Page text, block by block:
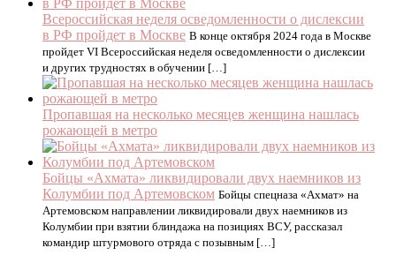
Всероссийская неделя осведомленности о дислексии
в РФ пройдет в Москве В конце октября 2024 года в Москве
пройдет VI Всероссийская неделя осведомленности о дислексии
и других трудностях в обучении […]
Пропавшая на несколько месяцев женщина нашлась
рожающей в метро
Бойцы «Ахмата» ликвидировали двух наемников из
Колумбии под Артемовском Бойцы спецназа «Ахмат» на
Артемовском направлении ликвидировали двух наемников из
Колумбии при взятии блиндажа на позициях ВСУ, рассказал
командир штурмового отряда с позывным […]